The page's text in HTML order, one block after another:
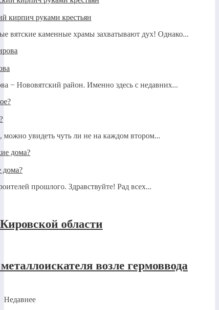
кирпич руками крестьян
вятские каменные храмы захватывают дух! Однако...
− Нововятский район. Именно здесь с недавних...
увидеть чуть ли не на каждом втором...
дома?
прошлого. Здравствуйте! Рад всех...
области
возле гермоввода
Недавнее